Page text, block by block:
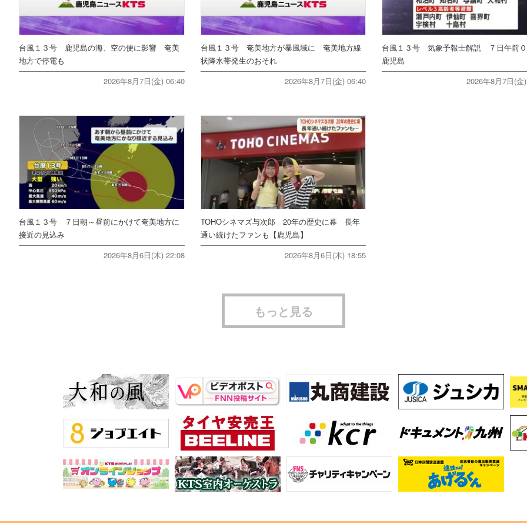
台風１３号 鹿児島の海、空の便に影響 奄美
地方で停電も
2026年8月7日(金) 06:40
台風１３号 奄美地方が暴風域に 奄美地方線
状降水帯発生のおそれ
2026年8月7日(金) 06:40
台風１３号 気象予報士解説 ７日午前
鹿児島
2026年8月7日(金
台風１３号 ７日朝～昼前にかけて奄美地方に
接近の見込み
2026年8月6日(木) 22:08
TOHOシネマズ与次郎 20年の歴史に幕 長年
通い続けたファンも【鹿児島】
2026年8月6日(木) 18:55
もっと見る